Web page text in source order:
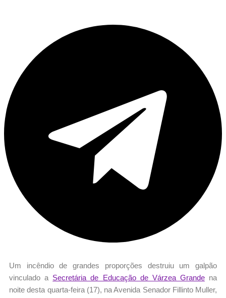
Um incêndio de grandes proporções destruiu um galpão
vinculado a Secretária de Educação de Várzea Grandena
noite desta quarta-feira (17), na Avenida Senador Fillinto Muller,